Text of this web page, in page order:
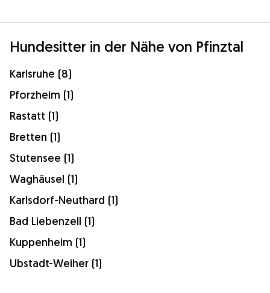
Hundesitter in der Nähe von Pfinztal
Karlsruhe (8)
Pforzheim (1)
Rastatt (1)
Bretten (1)
Stutensee (1)
Waghäusel (1)
Karlsdorf-Neuthard (1)
Bad Liebenzell (1)
Kuppenheim (1)
Ubstadt-Weiher (1)